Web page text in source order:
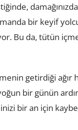
bir keyif
Bu da, tütün
getirdiği ağır
bir günün
bir an için